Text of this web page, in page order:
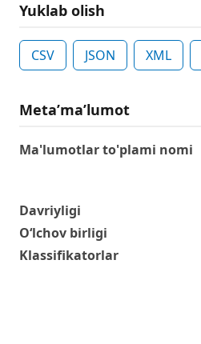
Yuklab olish
CSV JSON XML
Metaʼmaʼlumot
Ma'lumotlar to'plami nomi
Davriyligi
O‘lchov birligi
Klassifikatorlar